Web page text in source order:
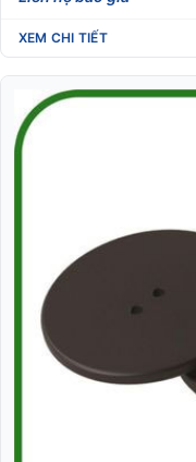
XEM CHI TIẾT